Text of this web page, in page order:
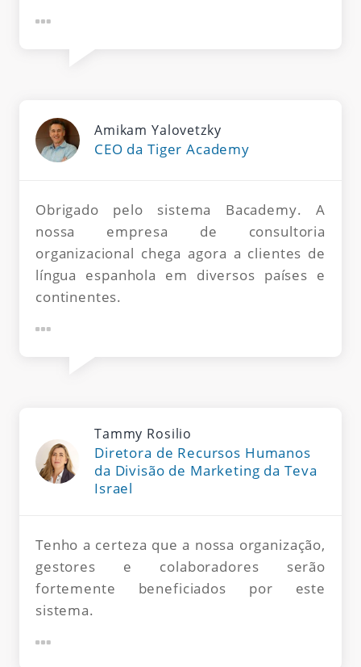
Amikam Yalovetzky
CEO da Tiger Academy
Obrigado pelo sistema Bacademy. A
nossa empresa de consultoria
organizacional chega agora a clientes de
língua espanhola em diversos países e
continentes.
Tammy Rosilio
Diretora de Recursos Humanos
da Divisão de Marketing da Teva
Israel
Tenho a certeza que a nossa organização,
gestores e colaboradores serão
fortemente beneficiados por este
sistema.